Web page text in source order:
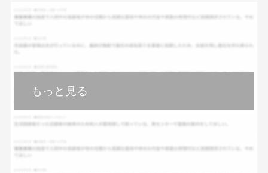
もっと見る